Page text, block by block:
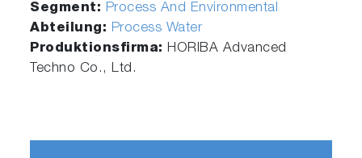
Segment: Process And Environmental
Abteilung: Process Water
Produktionsfirma:HORIBA Advanced
Techno Co., Ltd.